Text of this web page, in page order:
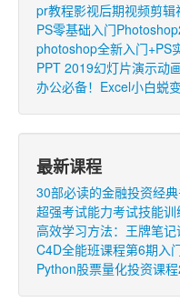
pr教程影视后期视频剪
PS零基础入门
photoshop全新入门+PS
PPT 2019幻灯片演示动
办公必备！Excel小白蜕
最新课程
30部必读的金融投资经
超强考试能力考试技能训
高效学习方法：王牌笔记
C4D全能班课程第6期入
Python股票量化投资课